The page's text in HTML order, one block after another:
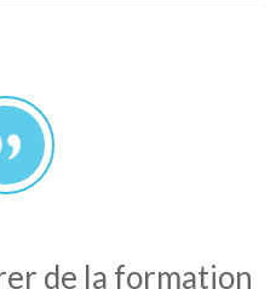
de la formation